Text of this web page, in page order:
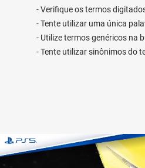
Verifique os termos
Tente utilizar uma única
Utilize termos genéricos na
Tente utilizar sinônimos do